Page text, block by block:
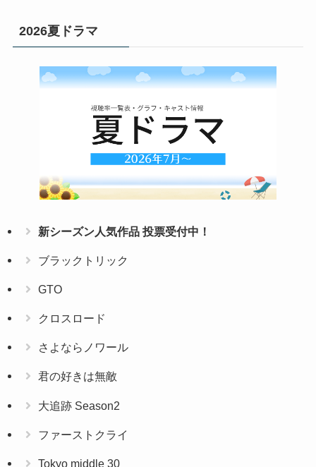
2026夏ドラマ
新シーズン人気作品 投票受付中！
ブラックトリック
GTO
クロスロード
さよならノワール
君の好きは無敵
大追跡 Season2
ファーストクライ
Tokyo middle 30